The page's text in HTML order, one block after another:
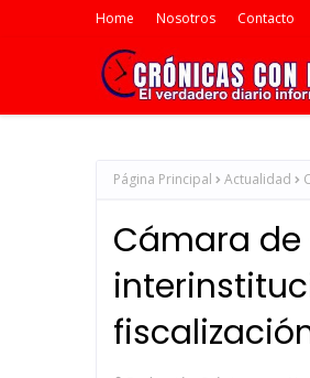
Home Nosotros Contacto
Página Principal Actualidad
Cámara